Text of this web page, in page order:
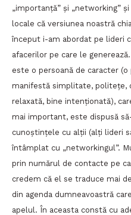
„importanță” și „networking”
locale că versiunea noastră
început i-am abordat pe lideri
afacerilor pe care le
este o persoană de caracter (o
manifestă simplitate, politețe,
relaxată, bine intenționată),
mai important, este dispusă
cunoștințele cu alții (alți lideri
întâmplat cu „networkingul”.
prin numărul de contacte pe
credem că el se traduce mai
din agenda dumneavoastră
apelul. În aceasta constă cu